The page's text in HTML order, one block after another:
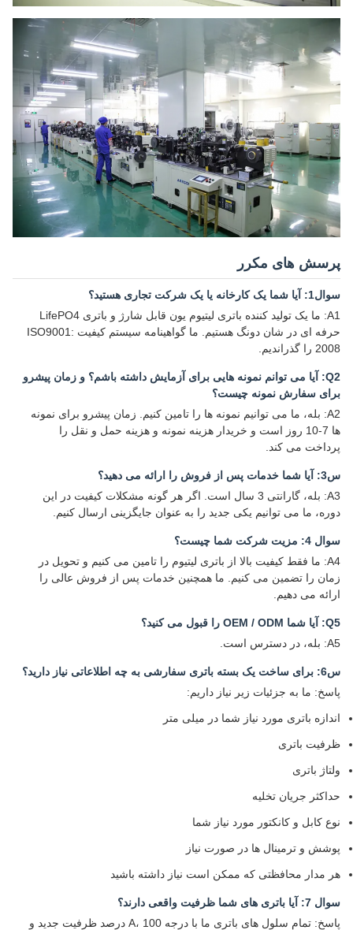
پرسش های مکرر
سوال1: آیا شما یک کارخانه یا یک شرکت تجاری هستید؟
A1: ما یک تولید کننده باتری لیتیوم یون قابل شارژ و باتری LifePO4
حرفه ای در شان دونگ هستیم. ما گواهینامه سیستم کیفیت ISO9001:
2008 را گذراندیم.
Q2: آیا می توانم نمونه هایی برای آزمایش داشته باشم؟ و زمان پیشرو
برای سفارش نمونه چیست؟
A2: بله، ما می توانیم نمونه ها را تامین کنیم. زمان پیشرو برای نمونه
ها 7-10 روز است و خریدار هزینه نمونه و هزینه حمل و نقل را
پرداخت می کند.
س3: آیا شما خدمات پس از فروش را ارائه می دهید؟
A3: بله، گارانتی 3 سال است. اگر هر گونه مشکلات کیفیت در این
دوره، ما می توانیم یکی جدید را به عنوان جایگزینی ارسال کنیم.
سوال 4: مزیت شرکت شما چیست؟
A4: ما فقط کیفیت بالا از باتری لیتیوم را تامین می کنیم و تحویل در
زمان را تضمین می کنیم. ما همچنین خدمات پس از فروش عالی را
ارائه می دهیم.
Q5: آیا شما OEM / ODM را قبول می کنید؟
A5: بله، در دسترس است.
س6: برای ساخت یک بسته باتری سفارشی به چه اطلاعاتی نیاز دارید؟
پاسخ: ما به جزئیات زیر نیاز داریم:
اندازه باتری مورد نیاز شما در میلی متر
ظرفیت باتری
ولتاژ باتری
حداکثر جریان تخلیه
نوع کابل و کانکتور مورد نیاز شما
پوشش و ترمینال ها در صورت نیاز
هر مدار محافظتی که ممکن است نیاز داشته باشید
سوال 7: آیا باتری های شما ظرفیت واقعی دارند؟
پاسخ: تمام سلول های باتری ما با درجه A، 100 درصد ظرفیت جدید و